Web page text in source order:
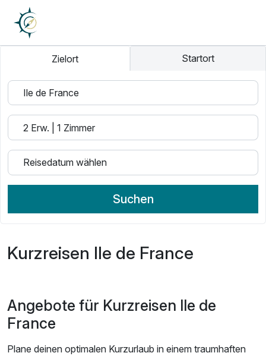
Zielort Startort
Suchen
Kurzreisen Ile de France
Angebote für Kurzreisen Ile de
France
Plane deinen optimalen Kurzurlaub in einem traumhaften